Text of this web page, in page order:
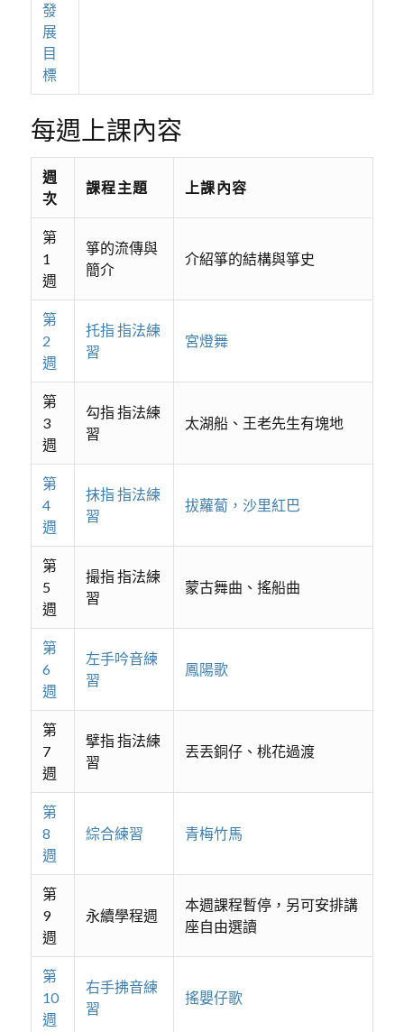
發
展
目
標
每週上課內容
週
次
課程主題 上課內容
第
1
週
箏的流傳與
簡介
介紹箏的結構與箏史
第
2
週
托指 指法練
習
宮燈舞
第
3
週
勾指 指法練
習
太湖船、王老先生有塊地
第
4
週
抹指 指法練
習
拔蘿蔔，沙里紅巴
第
5
週
撮指 指法練
習
蒙古舞曲、搖船曲
第
6
週
左手吟音練
習
鳳陽歌
第
7
週
擘指 指法練
習
丟丟銅仔、桃花過渡
第
8
週
綜合練習 青梅竹馬
第
9
週
永續學程週
本週課程暫停，另可安排講
座自由選讀
第
10
週
右手拂音練
習
搖嬰仔歌